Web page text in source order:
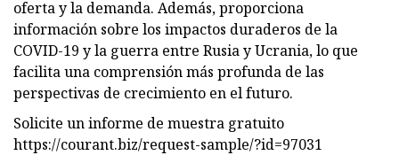
oferta y la demanda. Además, proporciona
información sobre los impactos duraderos de la
COVID-19 y la guerra entre Rusia y Ucrania, lo que
facilita una comprensión más profunda de las
perspectivas de crecimiento en el futuro.
Solicite un informe de muestra gratuito
https://courant.biz/request-sample/?id=97031